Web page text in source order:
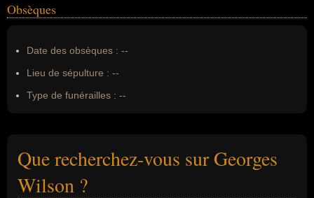
Obsèques
Date des obsèques : --
Lieu de sépulture : --
Type de funérailles : --
Que recherchez-vous sur Georges
Wilson ?